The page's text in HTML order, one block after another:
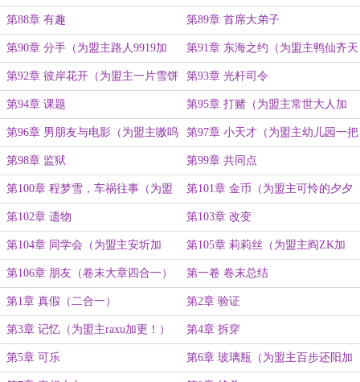
更！）
第88章 有趣 第89章 首席大弟子
第90章 分手（为盟主路人9919加
更！）
第91章 东海之约（为盟主鸭仙齐天
加更！）
第92章 彼岸花开（为盟主一片雪饼
加更！）
第93章 光杆司令
第94章 课题 第95章 打赌（为盟主常世大人加
更！）
第96章 男朋友与电影（为盟主嗷呜
咩咩熊加更！）
第97章 小天才（为盟主幼儿园一把
手加更！）
第98章 监狱 第99章 共同点
第100章 程梦雪，车祸往事（为盟
主kennys_加更！）
第101章 金币（为盟主可怜的夕夕
加更！）
第102章 遗物 第103章 改变
第104章 同学会（为盟主安圻加
更！）
第105章 莉莉丝（为盟主阎ZK加
更！）
第106章 朋友（卷末大章四合一） 第一卷 卷末总结
第1章 真假（二合一） 第2章 验证
第3章 记忆（为盟主raxu加更！） 第4章 拆穿
第5章 可乐 第6章 玻璃瓶（为盟主百步还阳加